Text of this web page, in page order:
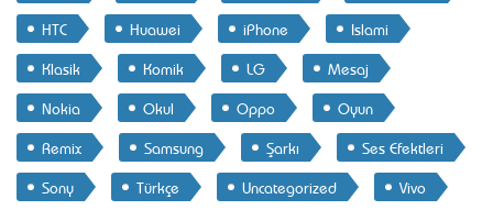
HTC
Huawei iPhone
Islami
Klasik
Komik LG
Mesaj
Nokia
Okul Oppo
Oyun
Remix
Samsung Şarkı
Ses Efektleri
Sony
Türkçe Uncategorized Vivo